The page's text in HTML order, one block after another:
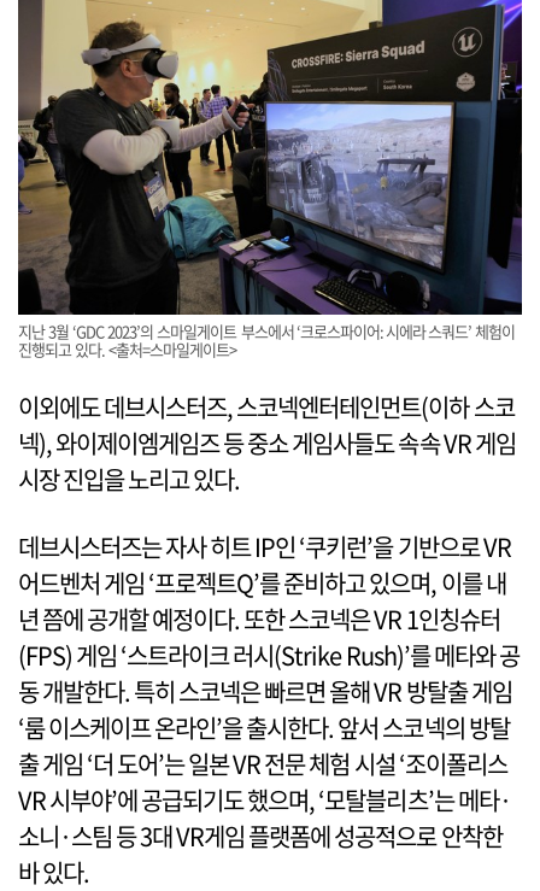
지난 3월 ‘GDC 2023’의 스마일게이트 부스에서 ‘크로스파이어: 시에라 스쿼드’ 체험이
진행되고 있다. <출처=스마일게이트>
이외에도 데브시스터즈, 스코넥엔터테인먼트(이하 스코
넥), 와이제이엠게임즈 등 중소 게임사들도 속속 VR 게임
시장 진입을 노리고 있다.
데브시스터즈는 자사 히트 IP인 ‘쿠키런’을 기반으로 VR
어드벤처 게임 ‘프로젝트Q’를 준비하고 있으며, 이를 내
년 쯤에 공개할 예정이다. 또한 스코넥은 VR 1인칭슈터
(FPS) 게임 ‘스트라이크 러시(Strike Rush)’를 메타와 공
동 개발한다. 특히 스코넥은 빠르면 올해 VR 방탈출 게임
‘룸 이스케이프 온라인’을 출시한다. 앞서 스코넥의 방탈
출 게임 ‘더 도어’는 일본 VR 전문 체험 시설 ‘조이폴리스
VR 시부야’에 공급되기도 했으며, ‘모탈블리츠’는 메타·
소니·스팀 등 3대 VR게임 플랫폼에 성공적으로 안착한
바 있다.